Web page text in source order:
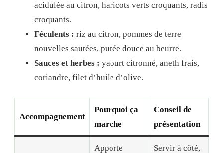
acidulée au citron, haricots verts croquants, radis
croquants.
Féculents : riz au citron, pommes de terre
nouvelles sautées, purée douce au beurre.
Sauces et herbes : yaourt citronné, aneth frais,
coriandre, filet d’huile d’olive.
Accompagnement
Pourquoi ça
marche
Conseil de
présentation
Apporte
Servir à côté,